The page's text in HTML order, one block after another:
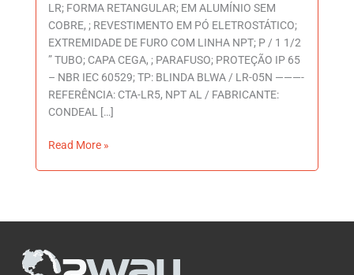
LR; FORMA RETANGULAR; EM ALUMÍNIO SEM
COBRE, ; REVESTIMENTO EM PÓ ELETROSTÁTICO;
EXTREMIDADE DE FURO COM LINHA NPT; P / 1 1/2
” TUBO; CAPA CEGA, ; PARAFUSO; PROTEÇÃO IP 65
– NBR IEC 60529; TP: BLINDA BLWA / LR-05N ———-
REFERÊNCIA: CTA-LR5, NPT AL / FABRICANTE:
CONDEAL […]
55
NPT
AL
Read More »